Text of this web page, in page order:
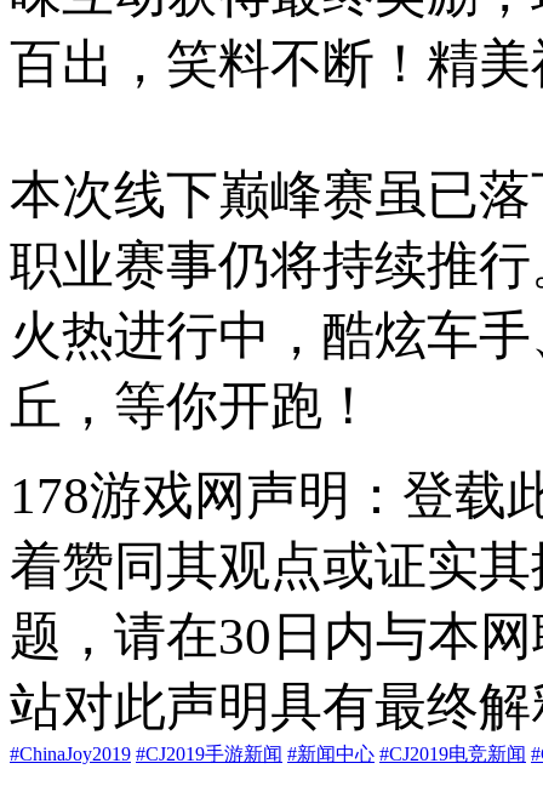
百出，笑料不断！精
本次线下巅峰赛虽已
职业赛事仍将持续推
火热进行中，酷炫车
丘，等你开跑！
178游戏网声明：登载
着赞同其观点或证实
题，请在30日内与本
站对此声明具有最终
#ChinaJoy2019 #CJ2019手游新闻 #新闻中心 #CJ2019电竞新闻